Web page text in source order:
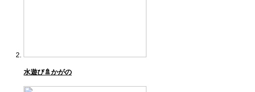
水遊び🚿かがの